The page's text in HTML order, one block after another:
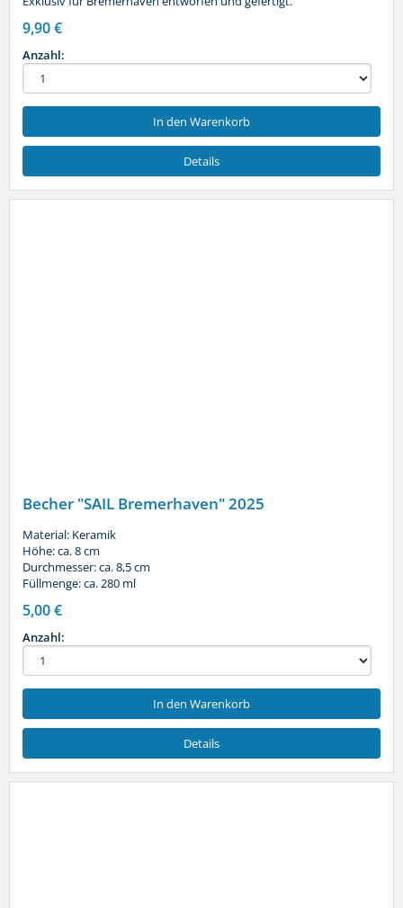
9,90 €
Anzahl:
In den Warenkorb
Details
Becher "SAIL Bremerhaven" 2025
Material: Keramik
Höhe: ca. 8 cm
Durchmesser: ca. 8,5 cm
Füllmenge: ca. 280 ml
5,00 €
Anzahl:
In den Warenkorb
Details